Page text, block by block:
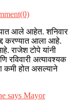
आले आहेत. शनिवार
करण्यात आला आहे.
राजेश टोपे यांनी
रविवारी अत्यावश्यक
कमी होत असल्याने